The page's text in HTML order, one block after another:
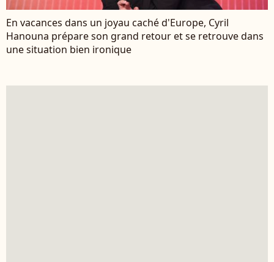
En vacances dans un joyau caché d'Europe, Cyril
Hanouna prépare son grand retour et se retrouve dans
une situation bien ironique